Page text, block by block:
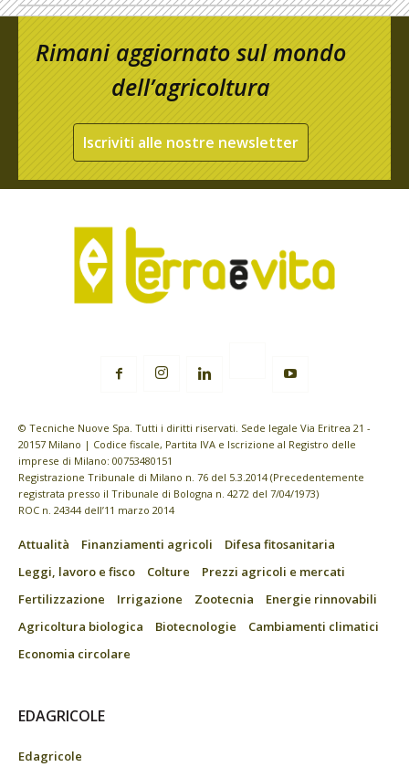
Rimani aggiornato sul mondo
dell’agricoltura
Iscriviti alle nostre newsletter
© Tecniche Nuove Spa. Tutti i diritti riservati. Sede legale Via Eritrea 21 -
20157 Milano | Codice fiscale, Partita IVA e Iscrizione al Registro delle
imprese di Milano: 00753480151
Registrazione Tribunale di Milano n. 76 del 5.3.2014 (Precedentemente
registrata presso il Tribunale di Bologna n. 4272 del 7/04/1973)
ROC n. 24344 dell’11 marzo 2014
Attualità Finanziamenti agricoli
Difesa fitosanitaria
Leggi, lavoro e fisco
Colture
Prezzi agricoli e mercati
Fertilizzazione
Irrigazione Zootecnia
Energie rinnovabili
Agricoltura biologica
Biotecnologie
Cambiamenti climatici
Economia circolare
EDAGRICOLE
Edagricole